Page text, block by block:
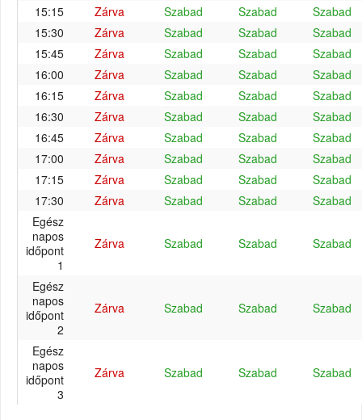
15:15
Zárva Szabad Szabad
Szabad
15:30
Zárva Szabad Szabad
Szabad
15:45
Zárva Szabad Szabad
Szabad
16:00
Zárva Szabad Szabad
Szabad
16:15
Zárva Szabad Szabad
Szabad
16:30
Zárva Szabad Szabad
Szabad
16:45
Zárva Szabad Szabad
Szabad
17:00
Zárva Szabad Szabad
Szabad
17:15
Zárva Szabad Szabad
Szabad
17:30
Zárva Szabad Szabad
Szabad
Egész
napos
időpont
1
Zárva Szabad Szabad Szabad
Egész
napos
időpont
2
Zárva Szabad Szabad Szabad
Egész
napos
időpont
3
Zárva Szabad Szabad Szabad